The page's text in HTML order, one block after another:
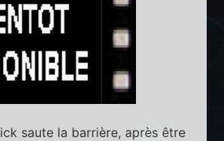
saute la barrière, après être